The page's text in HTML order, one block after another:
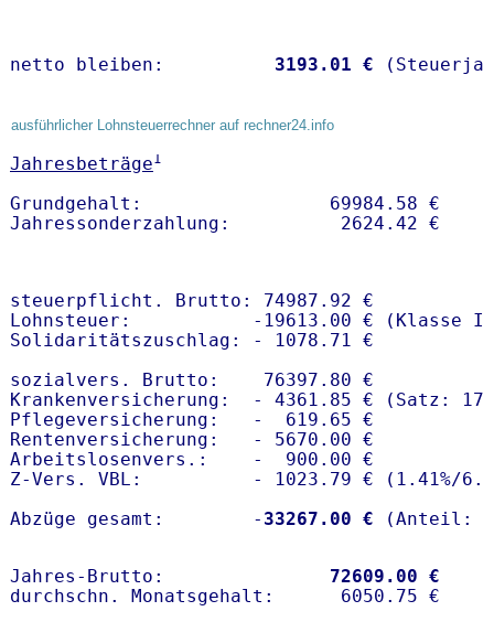
netto bleiben: 3193.01 €
ausführlicher Lohnsteuerrechner auf rechner24.info
Jahresbeträge1
Grundgehalt:                 69984.58 €
steuerpflicht. Brutto: 74987.92 €
Lohnsteuer:           -19613.00 € (Klasse I)
Solidaritätszuschlag: - 1078.71 €
sozialvers. Brutto:    76397.80 €
Krankenversicherung:  - 4361.85 € (Satz:
Pflegeversicherung:   -  619.65 €
Rentenversicherung:   - 5670.00 €
Arbeitslosenvers.:    -  900.00 €
Z-Vers. VBL:          - 1023.79 € ( 1.41%/
Abzüge gesamt:        - 33267.00 €
Jahres-Brutto: 72609.00 €